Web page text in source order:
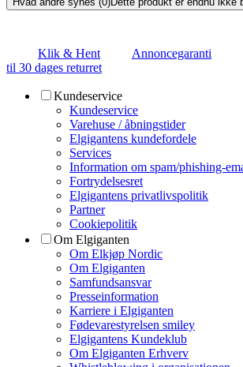
Klik & Hent Annoncegaranti
til 30 dages returret
Kundeservice
Kundeservice
Varehuse / åbningstider
Elgigantens kundefordele
Services
Information om spam/phishing-
Fortrydelsesret
Elgigantens privatlivspolitik
Partner
Cookiepolitik
Om Elgiganten
Om Elkjøp Nordic
Om Elgiganten
Samfundsansvar
Presseinformation
Karriere i Elgiganten
Fødevarestyrelsen smiley
Elgigantens Kundeklub
Om Elgiganten Erhverv